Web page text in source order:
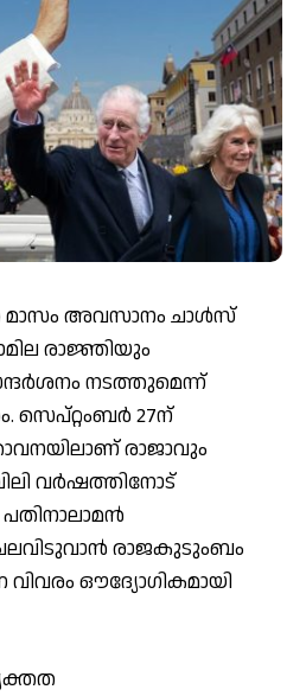
അവസാനം ചാൾസ്
രാജ്ഞിയും
നടത്തുമെന്ന്
സെപ്റ്റംബർ 27ന്
രാജാവും
വർഷത്തിനോട്
രാജകുടുംബം
ഔദ്യോഗികമായി